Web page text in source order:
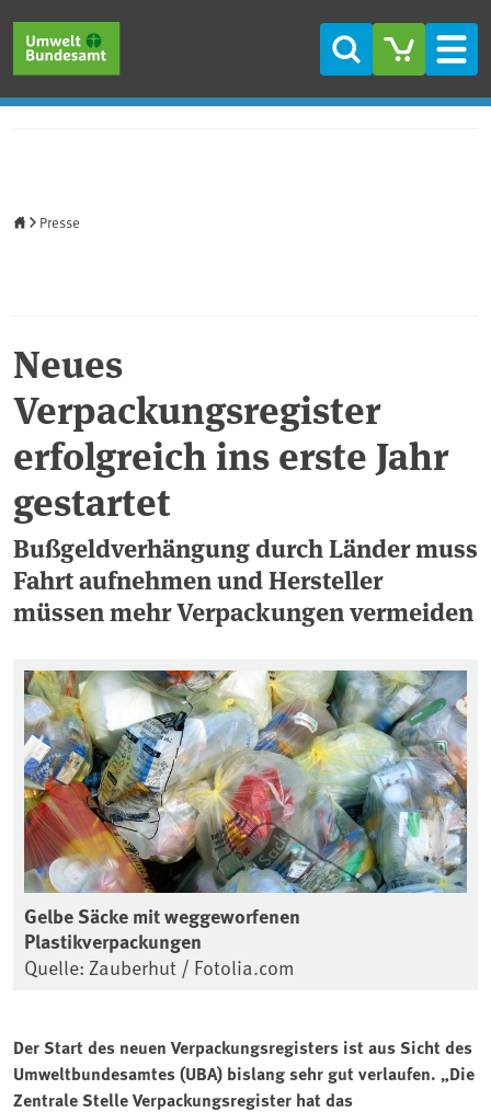
Suche
Presse
Neues
Verpackungsregister
erfolgreich ins erste Jahr
gestartet
Bußgeldverhängung durch Länder muss
Fahrt aufnehmen und Hersteller
müssen mehr Verpackungen vermeiden
Gelbe Säcke mit weggeworfenen
Plastikverpackungen
Quelle: Zauberhut / Fotolia.com
Der Start des neuen Verpackungsregisters ist aus Sicht des
Umweltbundesamtes (UBA) bislang sehr gut verlaufen. „Die
Zentrale Stelle Verpackungsregister hat das